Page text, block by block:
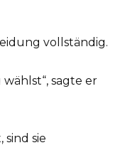
vollständig.
sagte er
sind sie